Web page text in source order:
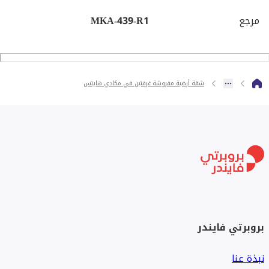
10 دقائق من سهل حشيش.
الخدمات والمرافق في مكادي هايتس:
الأمان: حراسة وبوابات وكاميرات مراقبة تعمل على مدار الساعة
24/7.
مرجع MKA-439-R1
شقة أرضية مفروشة غرفتين في مكادي هايتس
بروبرتي فايندر
نبذة عنا